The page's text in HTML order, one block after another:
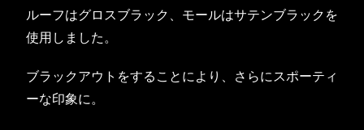
ルーフはグロスブラック、モールはサテンブラックを
使用しました。
ブラックアウトをすることにより、さらにスポーティ
ーな印象に。